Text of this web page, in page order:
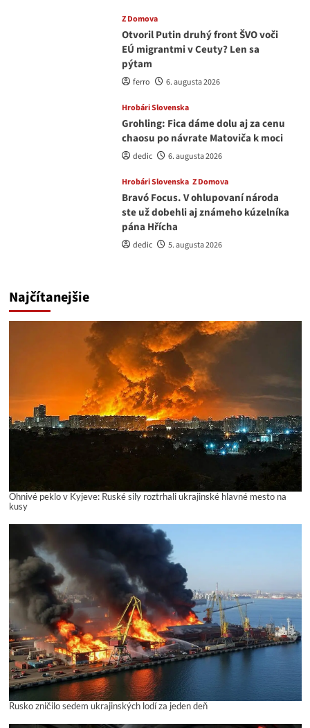
Z Domova
Otvoril Putin druhý front ŠVO voči
EÚ migrantmi v Ceuty? Len sa
pýtam
ferro 6. augusta 2026
Hrobári Slovenska
Grohling: Fica dáme dolu aj za cenu
chaosu po návrate Matoviča k moci
dedic 6. augusta 2026
Hrobári Slovenska Z Domova
Bravó Focus. V ohlupovaní národa
ste už dobehli aj známeho kúzelníka
pána Hřícha
dedic 5. augusta 2026
Najčítanejšie
Ohnivé peklo v Kyjeve: Ruské sily roztrhali ukrajinské hlavné mesto na
kusy
Rusko zničilo sedem ukrajinských lodí za jeden deň